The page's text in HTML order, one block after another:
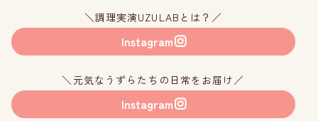
＼調理実演UZULABとは？／
Instagram
＼元気なうずらたちの日常をお届け／
Instagram